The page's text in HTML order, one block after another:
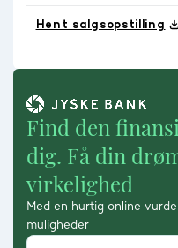
Hent salgsopstilling
Find den
dig. Få din
virkelighed
Med en hurtig online
muligheder